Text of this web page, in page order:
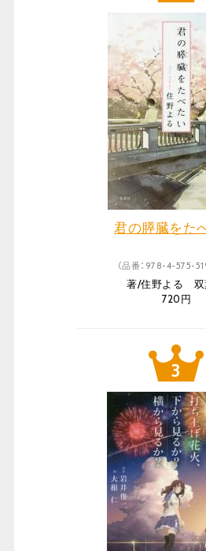
君の膵臓をた
（品番：978-4-575-
著/住野よる 双
720円